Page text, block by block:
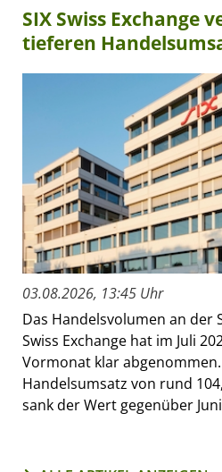
SIX Swiss Exchange
tieferen
03.08.2026, 13:45 Uhr
Das Handelsvolumen an der
Swiss Exchange hat im Juli
Vormonat klar
Handelsumsatz von rund
sank der Wert gegenüber